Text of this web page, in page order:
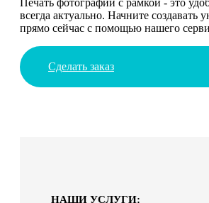
всегда актуально. Начните создавать
прямо сейчас с помощью нашего
Сделать заказ
НАШИ УСЛУГИ: